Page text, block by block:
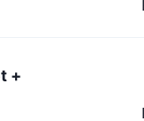
+